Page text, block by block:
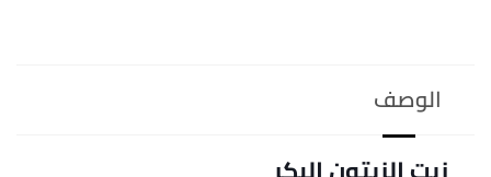
الوصف